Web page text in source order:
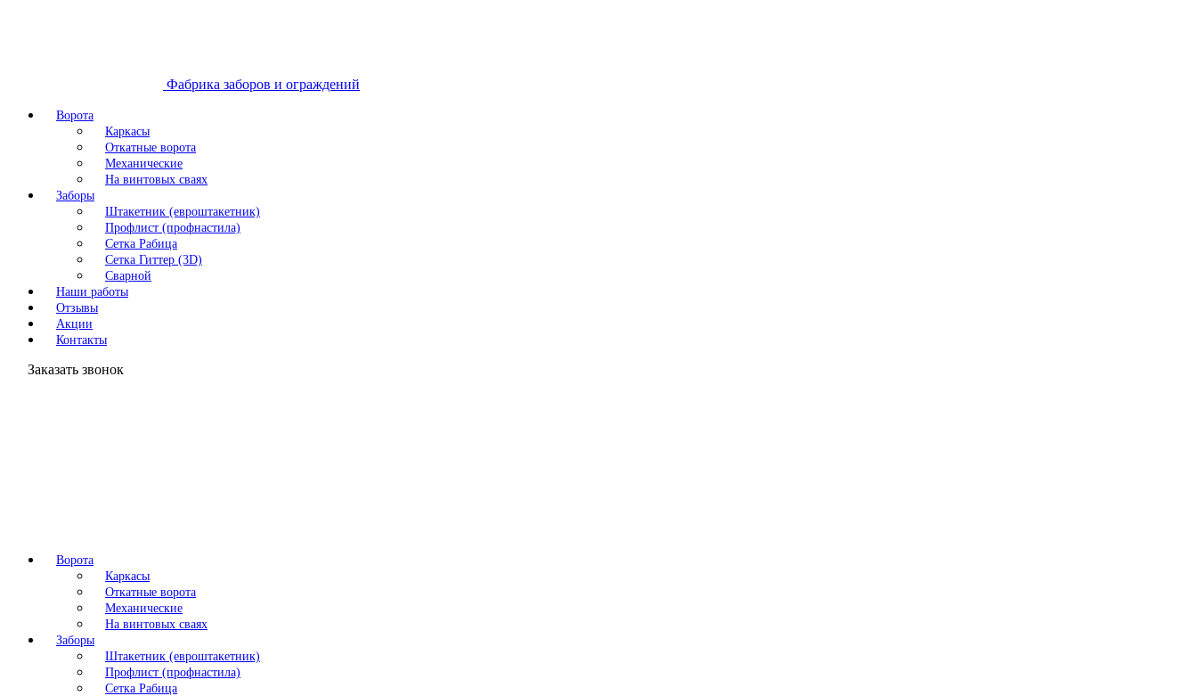
Фабрика заборов и ограждений
Ворота
Каркасы
Откатные ворота
Механические
На винтовых сваях
Заборы
Штакетник (евроштакетник)
Профлист (профнастила)
Сетка Рабица
Сетка Гиттер (3D)
Сварной
Наши работы
Отзывы
Акции
Контакты
Заказать звонок
Ворота
Каркасы
Откатные ворота
Механические
На винтовых сваях
Заборы
Штакетник (евроштакетник)
Профлист (профнастила)
Сетка Рабица